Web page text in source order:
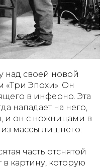
над своей новой
«Три Эпохи». Он
в инферно. Эта
нападает на него,
и он с ножницами в
массы лишнего:
часть отснятой
в картину, которую